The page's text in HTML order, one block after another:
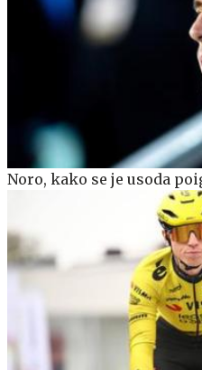
Noro, kako se je usoda